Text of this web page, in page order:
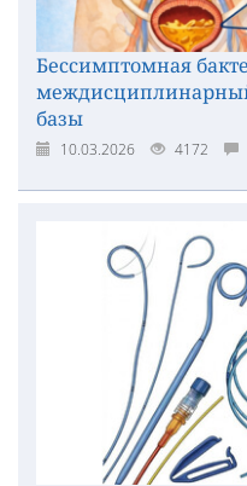
Бессимптомная
базы
10.03.2026 4172